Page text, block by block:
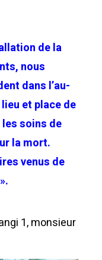
de la
nous
dans l’au-
et place de
soins de
la mort.
venus de
1, monsieur